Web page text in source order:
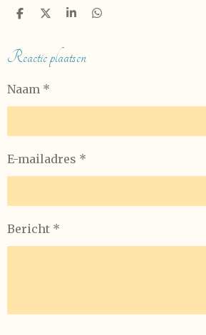
D
e
n
D
S
r
e
D
Reactie plaatsen
Naam *
E-mailadres *
Bericht *